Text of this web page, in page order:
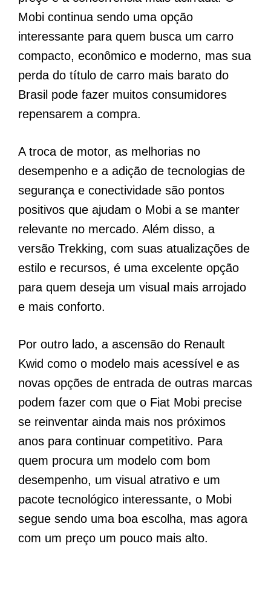
Mobi continua sendo uma opção
interessante para quem busca um carro
compacto, econômico e moderno, mas sua
perda do título de carro mais barato do
Brasil pode fazer muitos consumidores
repensarem a compra.
A troca de motor, as melhorias no
desempenho e a adição de tecnologias de
segurança e conectividade são pontos
positivos que ajudam o Mobi a se manter
relevante no mercado. Além disso, a
versão Trekking, com suas atualizações de
estilo e recursos, é uma excelente opção
para quem deseja um visual mais arrojado
e mais conforto.
Por outro lado, a ascensão do Renault
Kwid como o modelo mais acessível e as
novas opções de entrada de outras marcas
podem fazer com que o Fiat Mobi precise
se reinventar ainda mais nos próximos
anos para continuar competitivo. Para
quem procura um modelo com bom
desempenho, um visual atrativo e um
pacote tecnológico interessante, o Mobi
segue sendo uma boa escolha, mas agora
com um preço um pouco mais alto.